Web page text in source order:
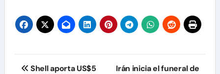
Navegación
Shell aporta US$5 Irán inicia el funeral de